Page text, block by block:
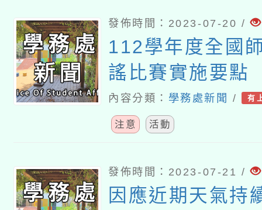
發佈時間：2023-07-20 /
112學年度全國
謠比賽實施要點
內容分類： 學務處新聞 / 有
注意 活動
發佈時間：2023-07-21 /
因應近期天氣持